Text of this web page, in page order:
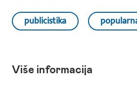
publicistika
Više informacija